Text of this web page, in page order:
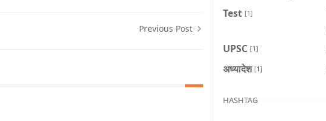
Previous Post
Test [1]
UPSC [1]
अध्यादेश [1]
HASHTAG